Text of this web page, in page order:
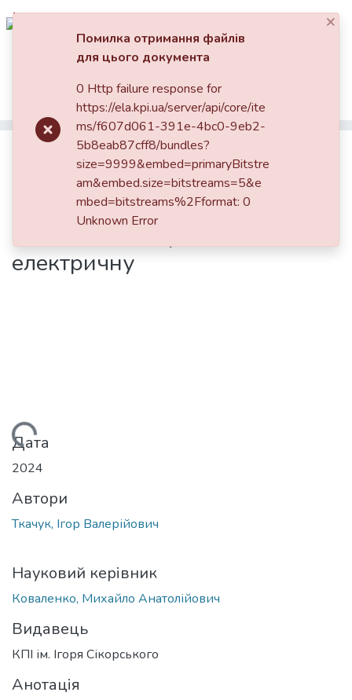
Пошук за критеріями
Статистика
Кафедра електромеханіки (ЕМ)
Дисертації (ЕМ)
Електромеханічна система для перетворення низькопотенціальної механічної енергії в електричну
Електромеханічна система для
перетворення
низькопотенціальної
електричну
Дата
2024
Автори
Ткачук, Ігор Валерійович
Науковий керівник
Коваленко, Михайло Анатолійович
Видавець
КПІ ім. Ігоря Сікорського
Анотація
×
Помилка отримання файлів
для цього документа
0 Http failure response for
https://ela.kpi.ua/server/api/core/ite
ms/f607d061-391e-4bc0-9eb2-
5b8eab87cff8/bundles?
size=9999&embed=primaryBitstre
am&embed.size=bitstreams=5&e
mbed=bitstreams%2Fformat: 0
Unknown Error